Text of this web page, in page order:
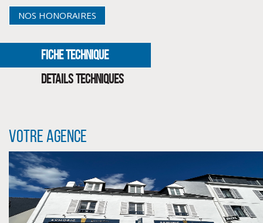
NOS HONORAIRES
FICHE TECHNIQUE
DETAILS TECHNIQUES
Votre agence